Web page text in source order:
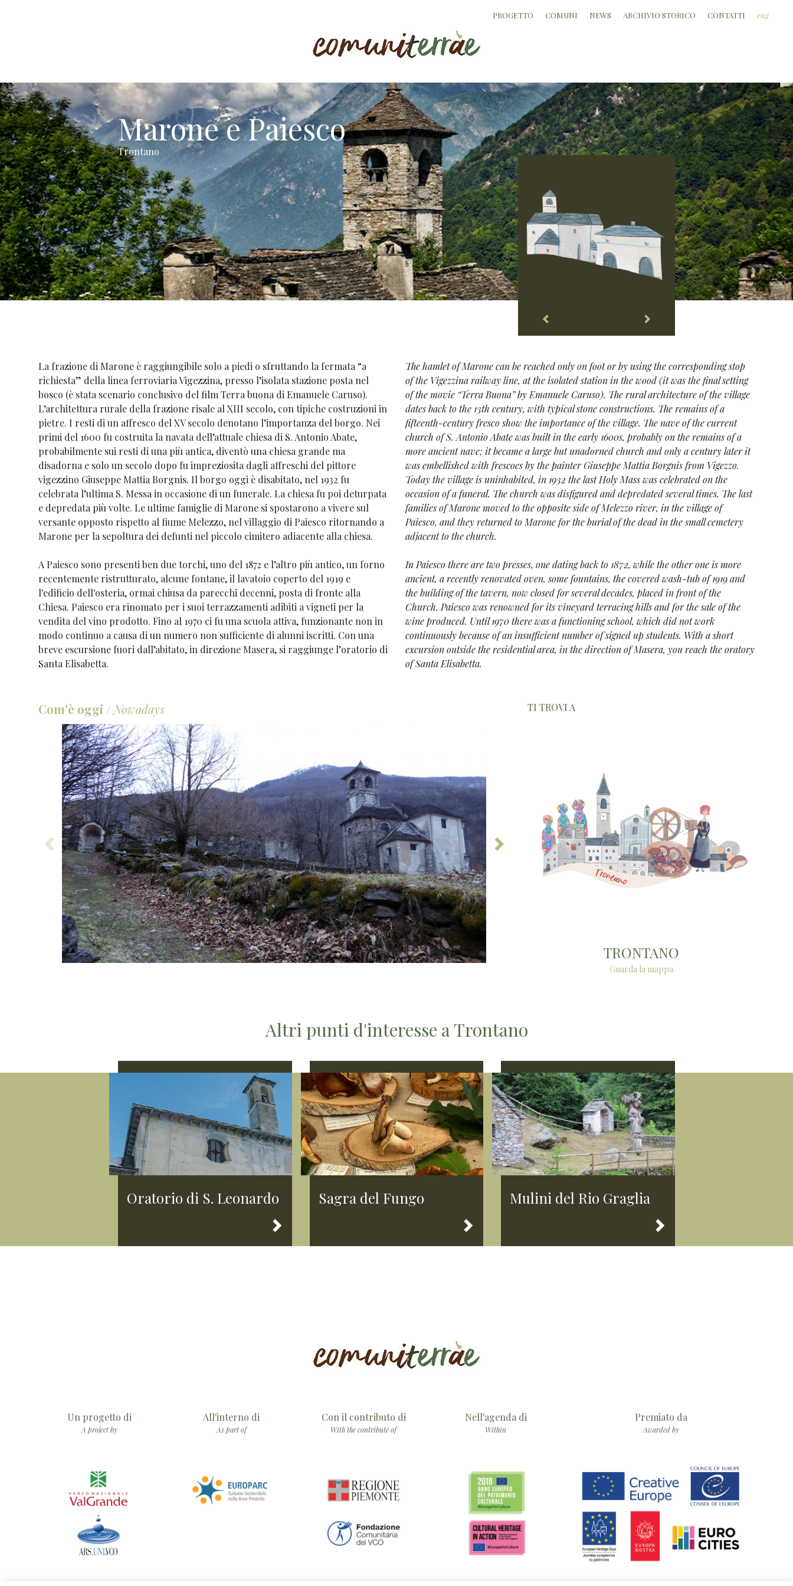
PROGETTO COMUNI NEWS ARCHIVIO STORICO CONTATTI eng
Marone e Paiesco
Trontano
La frazione di Marone è raggiungibile solo a piedi o sfruttando la fermata “a
richiesta” della linea ferroviaria Vigezzina, presso l’isolata stazione posta nel
bosco (è stata scenario conclusivo del film Terra buona di Emanuele Caruso).
L’architettura rurale della frazione risale al XIII secolo, con tipiche costruzioni in
pietre. I resti di un affresco del XV secolo denotano l’importanza del borgo. Nei
primi del 1600 fu costruita la navata dell’attuale chiesa di S. Antonio Abate,
probabilmente sui resti di una più antica, diventò una chiesa grande ma
disadorna e solo un secolo dopo fu impreziosita dagli affreschi del pittore
vigezzino Giuseppe Mattia Borgnis. Il borgo oggi è disabitato, nel 1932 fu
celebrata l’ultima S. Messa in occasione di un funerale. La chiesa fu poi deturpata
e depredata più volte. Le ultime famiglie di Marone si spostarono a vivere sul
versante opposto rispetto al fiume Melezzo, nel villaggio di Paiesco ritornando a
Marone per la sepoltura dei defunti nel piccolo cimitero adiacente alla chiesa.
A Paiesco sono presenti ben due torchi, uno del 1872 e l’altro più antico, un forno
recentemente ristrutturato, alcune fontane, il lavatoio coperto del 1919 e
l'edificio dell'osteria, ormai chiusa da parecchi decenni, posta di fronte alla
Chiesa. Paiesco era rinomato per i suoi terrazzamenti adibiti a vigneti per la
vendita del vino prodotto. Fino al 1970 ci fu una scuola attiva, funzionante non in
modo continuo a causa di un numero non sufficiente di alunni iscritti. Con una
breve escursione fuori dall’abitato, in direzione Masera, si raggiunge l’oratorio di
Santa Elisabetta.
The hamlet of Marone can be reached only on foot or by using the corresponding stop
of the Vigezzina railway line, at the isolated station in the wood (it was the final setting
of the movie “Terra Buona” by Emanuele Caruso). The rural architecture of the village
dates back to the 13th century, with typical stone constructions. The remains of a
fifteenth-century fresco show the importance of the village. The nave of the current
church of S. Antonio Abate was built in the early 1600s, probably on the remains of a
more ancient nave; it became a large but unadorned church and only a century later it
was embellished with frescoes by the painter Giuseppe Mattia Borgnis from Vigezzo.
Today the village is uninhabited, in 1932 the last Holy Mass was celebrated on the
occasion of a funeral. The church was disfigured and depredated several times. The last
families of Marone moved to the opposite side of Melezzo river, in the village of
Paiesco, and they returned to Marone for the burial of the dead in the small cemetery
adjacent to the church.
In Paiesco there are two presses, one dating back to 1872, while the other one is more
ancient, a recently renovated oven, some fountains, the covered wash-tub of 1919 and
the building of the tavern, now closed for several decades, placed in front of the
Church. Paiesco was renowned for its vineyard terracing hills and for the sale of the
wine produced. Until 1970 there was a functioning school, which did not work
continuously because of an insufficient number of signed up students. With a short
excursion outside the residential area, in the direction of Masera, you reach the oratory
of Santa Elisabetta.
Com'è oggi / Nowadays TI TROVI A
TRONTANO
Guarda la mappa
Altri punti d'interesse a Trontano
Oratorio di S. Leonardo Sagra del Fungo Mulini del Rio Graglia
Un progetto di
A project by
All'interno di
As part of
Con il contributo di
With the contribute of
Nell'agenda di
Within
Premiato da
Awarded by